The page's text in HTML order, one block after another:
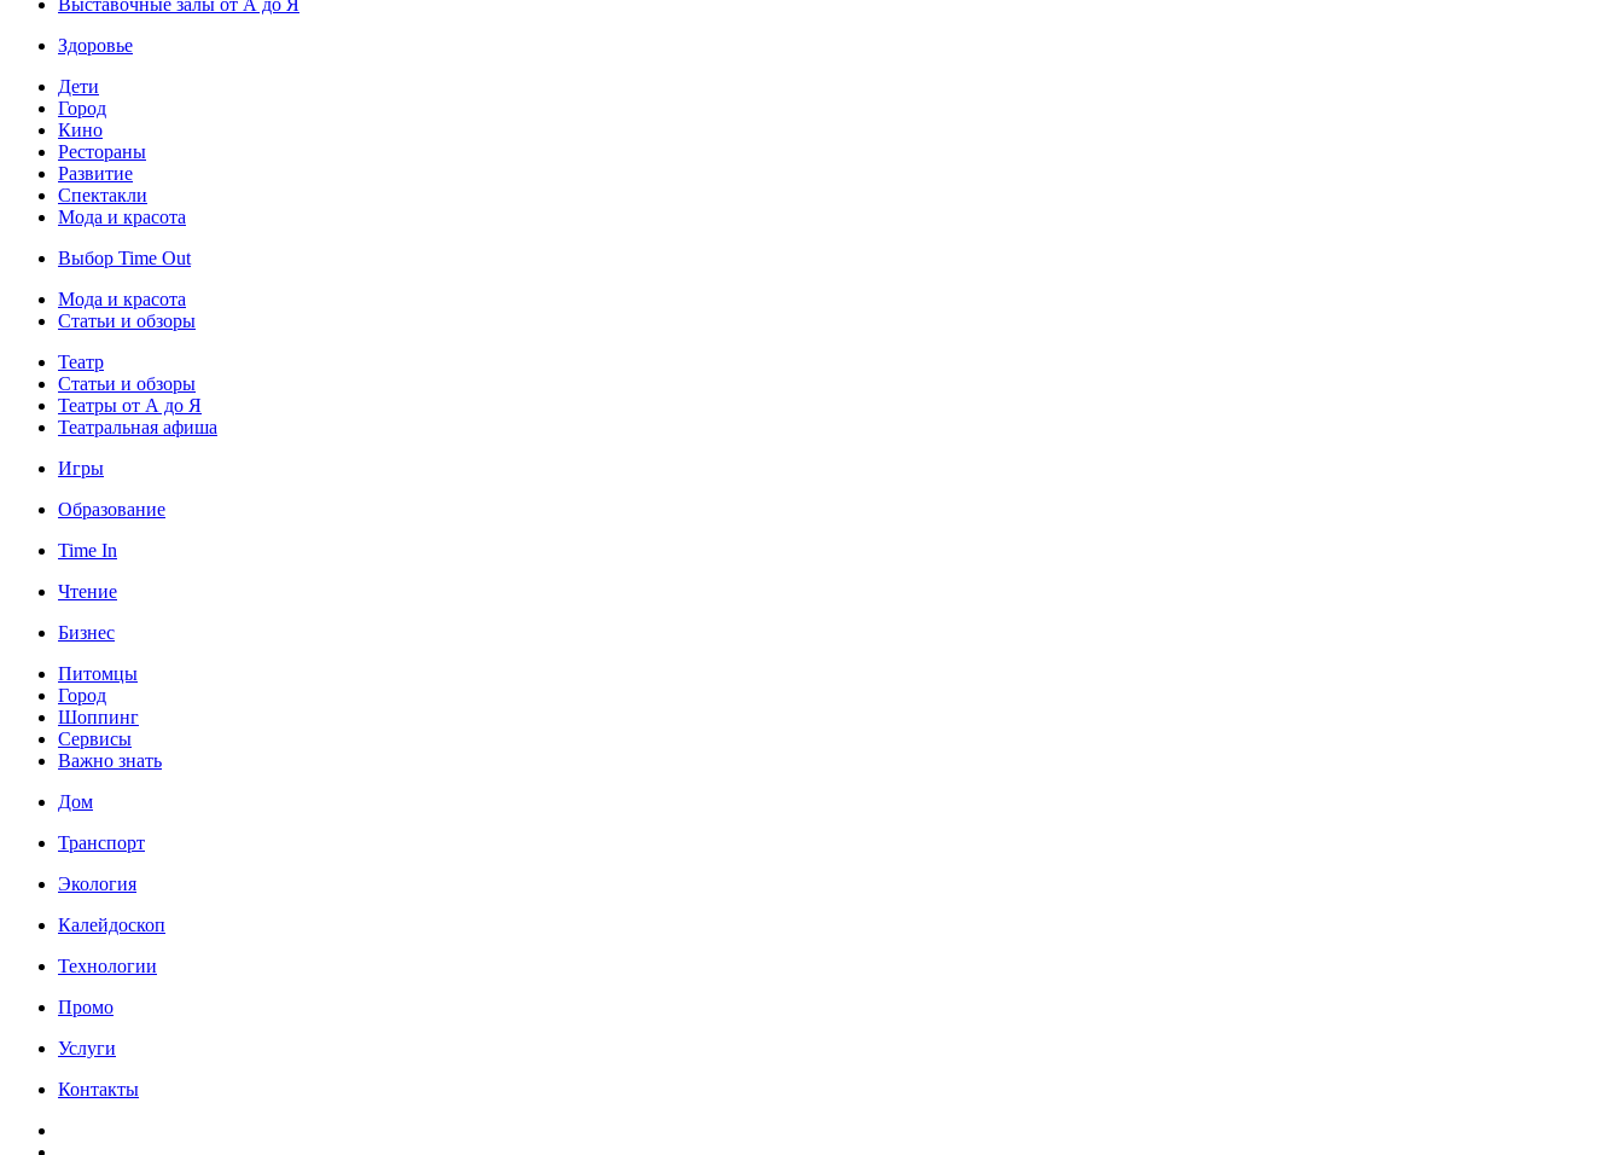
Выставочные залы от А до Я
Здоровье
Дети
Город
Кино
Рестораны
Развитие
Спектакли
Мода и красота
Выбор Time Out
Мода и красота
Статьи и обзоры
Театр
Статьи и обзоры
Театры от А до Я
Театральная афиша
Игры
Образование
Time In
Чтение
Бизнес
Питомцы
Город
Шоппинг
Сервисы
Важно знать
Дом
Транспорт
Экология
Калейдоскоп
Технологии
Промо
Услуги
Контакты